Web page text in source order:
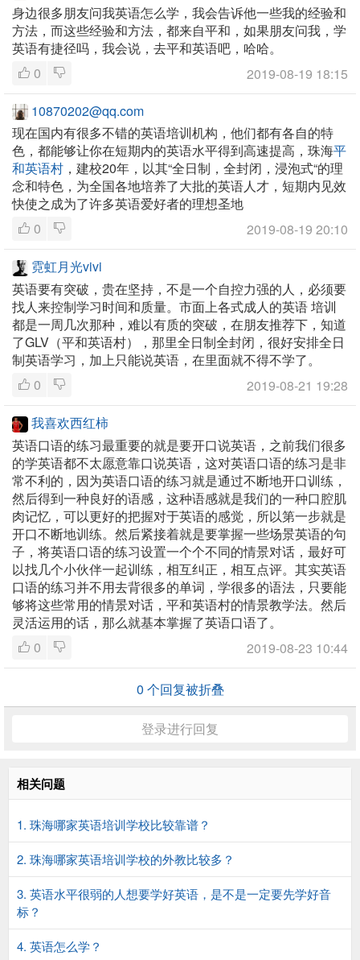
身边很多朋友问我英语怎么学，我会告诉他一些我的经验和
方法，而这些经验和方法，都来自平和，如果朋友问我，学
英语有捷径吗，我会说，去平和英语吧，哈哈。
0
2019-08-19 18:15
10870202@qq.com
现在国内有很多不错的英语培训机构，他们都有各自的特
色，都能够让你在短期内的英语水平得到高速提高，珠海平
和英语村 ，建校20年，以其“全日制，全封闭，浸泡式“的理
念和特色，为全国各地培养了大批的英语人才，短期内见效
快使之成为了许多英语爱好者的理想圣地
0
2019-08-19 20:10
霓虹月光vivi
英语要有突破，贵在坚持，不是一个自控力强的人，必须要
找人来控制学习时间和质量。市面上各式成人的英语 培训
都是一周几次那种，难以有质的突破，在朋友推荐下，知道
了GLV（平和英语村），那里全日制全封闭，很好安排全日
制英语学习，加上只能说英语，在里面就不得不学了。
0
2019-08-21 19:28
我喜欢西红柿
英语口语的练习最重要的就是要开口说英语，之前我们很多
的学英语都不太愿意靠口说英语，这对英语口语的练习是非
常不利的，因为英语口语的练习就是通过不断地开口训练，
然后得到一种良好的语感，这种语感就是我们的一种口腔肌
肉记忆，可以更好的把握对于英语的感觉，所以第一步就是
开口不断地训练。然后紧接着就是要掌握一些场景英语的句
子，将英语口语的练习设置一个个不同的情景对话，最好可
以找几个小伙伴一起训练，相互纠正，相互点评。其实英语
口语的练习并不用去背很多的单词，学很多的语法，只要能
够将这些常用的情景对话，平和英语村的情景教学法。然后
灵活运用的话，那么就基本掌握了英语口语了。
0
2019-08-23 10:44
0 个回复被折叠
登录进行回复
相关问题
1. 珠海哪家英语培训学校比较靠谱？
2. 珠海哪家英语培训学校的外教比较多？
3. 英语水平很弱的人想要学好英语，是不是一定要先学好音
标？
4. 英语怎么学？